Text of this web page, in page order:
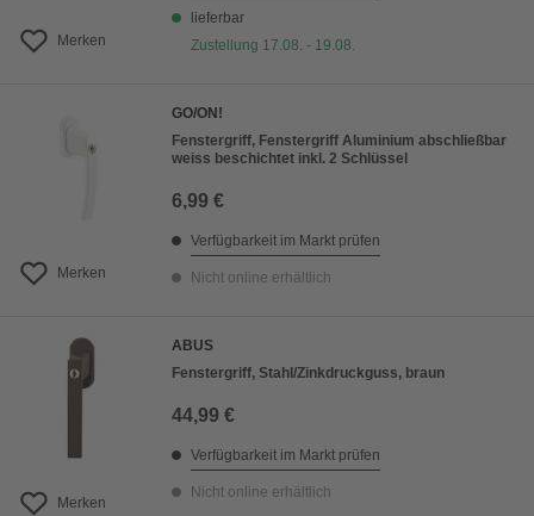
Merken
lieferbar
Zustellung 17.08. - 19.08.
Merken
GO/ON!
Fenstergriff, Fenstergriff Aluminium abschließbar
weiss beschichtet inkl. 2 Schlüssel
6,99 €
Verfügbarkeit im Markt prüfen
Nicht online erhältlich
Merken
ABUS
Fenstergriff, Stahl/Zinkdruckguss, braun
44,99 €
Verfügbarkeit im Markt prüfen
Nicht online erhältlich